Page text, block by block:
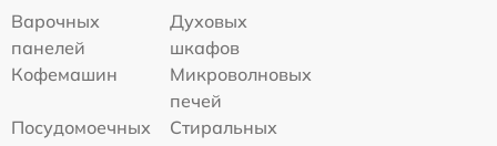
Варочных
панелей
Духовых
шкафов
Кофемашин
Микроволновых
печей
Посудомоечных
Стиральных